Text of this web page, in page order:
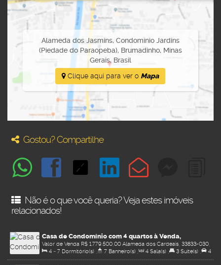
Alameda dos Jasmins, Condomínio Jardins
(Piedade do Paraopeba), Brumadinho, Minas
Gerais, Brasil
Clique aqui para ver o Mapa
Gostou? Compartilhe
Não é o que você queria? Veja estes imóveis
relacionados!
Casa de Condomínio com 4 quartos à Venda,
Condomínio Vale do Ouro - Ribeirão das Neves
R$ 1.779.500,00
Valor de Venda
Alameda dos Cardeais, 33833-030,
Condomínio Vale do Ouro, Ribeirão das Neves, Minas Gerais, Brasil
4 ~ 7 Dormitório(s) 7 Banheiro(s) 4 Sala(s) 3 Suíte(s)
4
Vaga(s) , Útil: 750.00m² , Terreno: 6000.00m²